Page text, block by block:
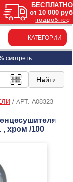
КАТЕГОРИИ
смотреть
/ АРТ. A08323
, хром /100